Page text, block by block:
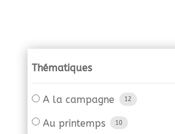
Thématiques
A la campagne 12
Au printemps 10